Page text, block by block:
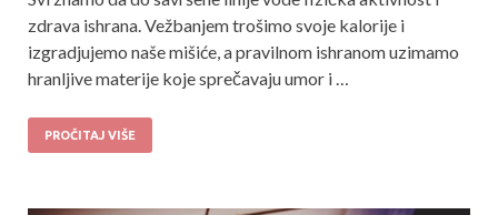
zdrava ishrana. Vežbanjem trošimo svoje kalorije i
izgradjujemo naše mišiće, a pravilnom ishranom uzimamo
hranljive materije koje sprečavaju umor i …
PROČITAJ VIŠE